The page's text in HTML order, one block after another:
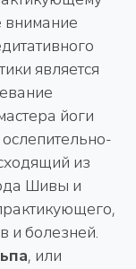
внимание
является
йоги
из
Шивы и
и болезней.
, или